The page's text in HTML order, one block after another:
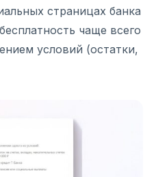
страницах банка
чаще всего
условий (остатки,